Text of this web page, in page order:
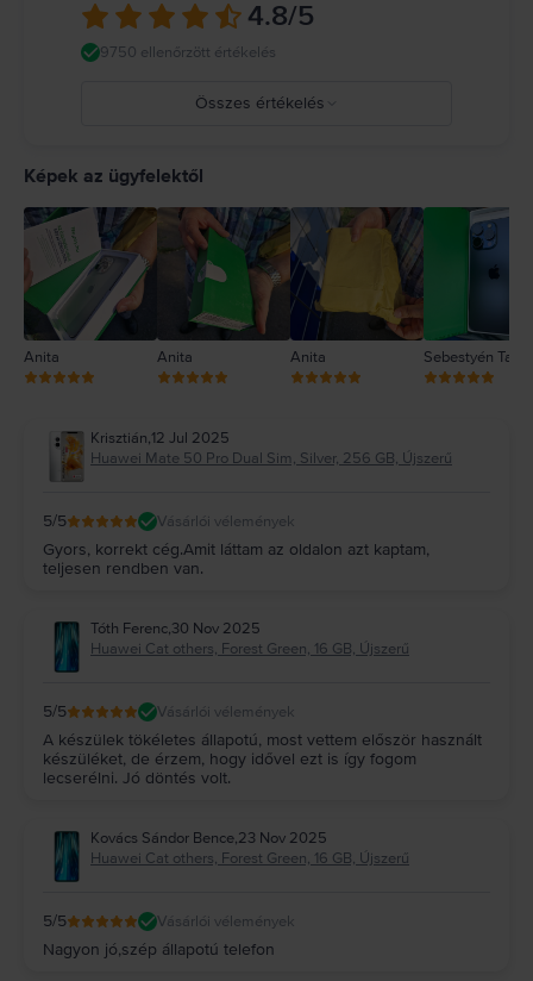
4.8/5
9750 ellenőrzött értékelés
Összes értékelés
2
1
Képek az ügyfelektől
Anita Anita Anita Sebestyén
Krisztián,12 Jul 2025
Huawei Mate 50 Pro Dual Sim, Silver, 256 GB, Újszerű
5/5 Vásárlói vélemények
Gyors, korrekt cég.Amit láttam az oldalon azt kaptam,
teljesen rendben van.
Tóth Ferenc,30 Nov 2025
Huawei Cat others, Forest Green, 16 GB, Újszerű
5/5 Vásárlói vélemények
A készülek tökéletes állapotú, most vettem először használt
készüléket, de érzem, hogy idővel ezt is így fogom
lecserélni. Jó döntés volt.
Kovács Sándor Bence,23 Nov 2025
Huawei Cat others, Forest Green, 16 GB, Újszerű
5/5 Vásárlói vélemények
Nagyon jó,szép állapotú telefon